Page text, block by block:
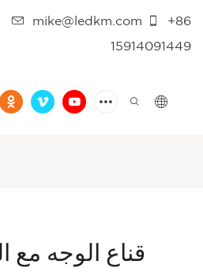
mike@ledkm.com +86
15914091449